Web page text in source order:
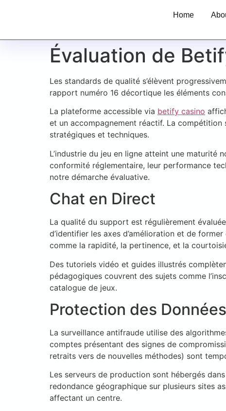
Home
Évaluation de
Les standards de qualité s’élèvent
rapport numéro 16 décortique les éléments
La plateforme accessible via betify casino
et un accompagnement réactif. La compétition
stratégiques et techniques.
L’industrie du jeu en ligne atteint une maturité
conformité réglementaire, leur performance
notre démarche évaluative.
Chat en Direct
La qualité du support est régulièrement
d’identifier les axes d’amélioration et de
comme la rapidité, la pertinence, et la
Des tutoriels vidéo et guides illustrés
pédagogiques couvrent des sujets comme
catalogue de jeux.
Protection des Données
La surveillance antifraude utilise des
comptes présentant des signes de
retraits vers de nouvelles méthodes) sont
Les serveurs de production sont hébergés
redondance géographique sur plusieurs sites
affectant un centre.